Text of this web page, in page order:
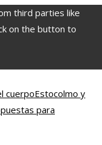
third parties like
on the button to
cuerpoEstocolmo y
para